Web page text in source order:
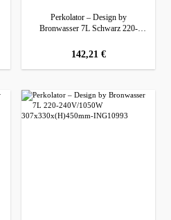
Perkolator – Design by
Bronwasser 7L Schwarz 220-
regulärer preis:
142,21 €